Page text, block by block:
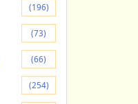
(196)
(73)
(66)
(254)